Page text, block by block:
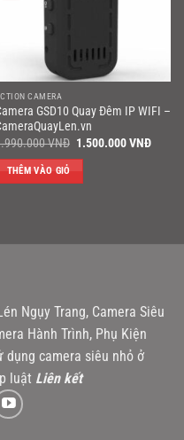
VNĐ.
CAMERA
GSD10 Quay Đêm IP WIFI –
VNĐ Giá
1.500.000VNĐGiá
THÊM VÀO GIỎ
Ngụy Trang, Camera Siêu
Hành Trình, Phụ Kiện
dụng camera siêu nhỏ ở
luật Liên kết